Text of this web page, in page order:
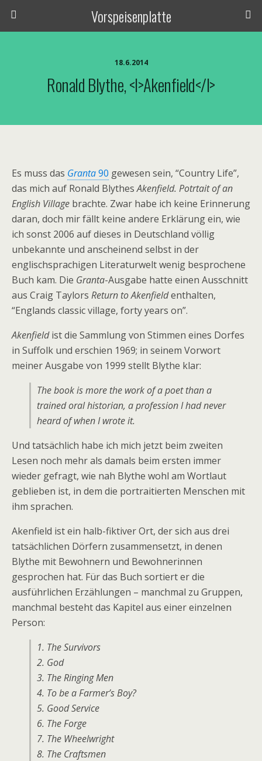
Vorspeisenplatte
18.6.2014
Ronald Blythe, <i>Akenfield</i>
Es muss das Granta90 gewesen sein, “Country Life”,
das mich auf Ronald BlythesAkenfield. Potrtait of an
English Village brachte. Zwar habe ich keine Erinnerung
daran, doch mir fällt keine andere Erklärung ein, wie
ich sonst 2006 auf dieses in Deutschland völlig
unbekannte und anscheinend selbst in der
englischsprachigen Literaturwelt wenig besprochene
Buch kam. Die Granta-Ausgabe hatte einen Ausschnitt
aus Craig Taylors Return to Akenfieldenthalten,
“Englands classic village, forty years on”.
Akenfieldist die Sammlung von Stimmen eines Dorfes
in Suffolk und erschien 1969; in seinem Vorwort
meiner Ausgabe von 1999 stellt Blythe klar:
The book is more the work of a poet than a
trained oral historian, a profession I had never
heard of when I wrote it.
Und tatsächlich habe ich mich jetzt beim zweiten
Lesen noch mehr als damals beim ersten immer
wieder gefragt, wie nah Blythe wohl am Wortlaut
geblieben ist, in dem die portraitierten Menschen mit
ihm sprachen.
Akenfield ist ein halb-fiktiver Ort, der sich aus drei
tatsächlichen Dörfern zusammensetzt, in denen
Blythe mit Bewohnern und Bewohnerinnen
gesprochen hat. Für das Buch sortiert er die
ausführlichen Erzählungen – manchmal zu Gruppen,
manchmal besteht das Kapitel aus einer einzelnen
Person:
1. The Survivors
2. God
3. The Ringing Men
4. To be a Farmer’s Boy?
5. Good Service
6. The Forge
7. The Wheelwright
8. The Craftsmen